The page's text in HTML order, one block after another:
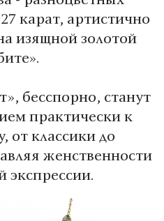
карат, артистично
изящной золотой
бесспорно, станут
практически к
от классики до
женственности
экспрессии.